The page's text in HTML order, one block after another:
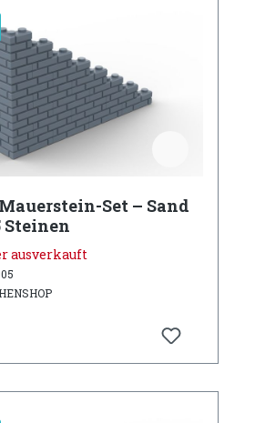
Set – Sand
Steinen
ausverkauft